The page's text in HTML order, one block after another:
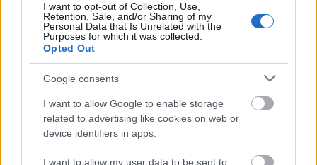
I want to opt-out of Collection, Use,
Retention, Sale, and/or Sharing of my
Personal Data that Is Unrelated with the
Purposes for which it was collected.
Opted Out
Google consents
I want to allow Google to enable storage
related to advertising like cookies on web or
device identifiers in apps.
I want to allow my user data to be sent to
A musicalben a közönség nem látja az előzményeket,
a történet az utcára tett gyermek megtalálásával
kezdődik. A tízesztendős kisfiút a Csavargó (Charlie
Chaplin) találja meg. A Csavargó kezdetben mindent
elkövet, hogy megszabaduljon a talált kölyöktől, de
aztán megszereti, saját fiaként neveli fel,
életbölcsességekre tanítja. Elválaszthatatlan, jó